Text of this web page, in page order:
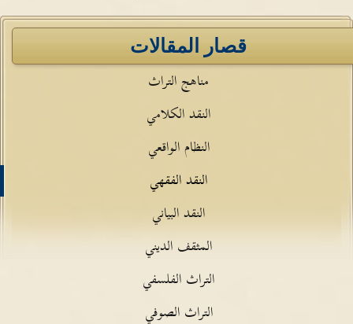
قصار المقالات
مناهج التراث
النقد الكلامي
النظام الواقعي
النقد الفقهي
النقد البياني
المثقف الديني
التراث الفلسفي
التراث الصوفي